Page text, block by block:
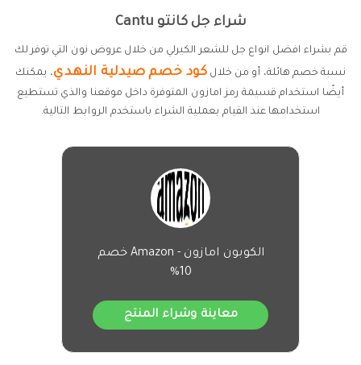
شراء جل كانتو Cantu
قم بشراء افضل انواع جل للشعر الكيرلي من خلال عروض نون التي توفر لك
نسبة خصم هائلة، أو من خلال كود خصم صيدلية النهدي، يمكنك
أيضًا استخدام قسيمة رمز امازون المتوفرة داخل موقعنا والذي تستطيع
استخدامها عند القيام بعملية الشراء باستخدم الروابط التالية.
الكوبون امازون - Amazon خصم
10%
معاينة وشراء المنتج